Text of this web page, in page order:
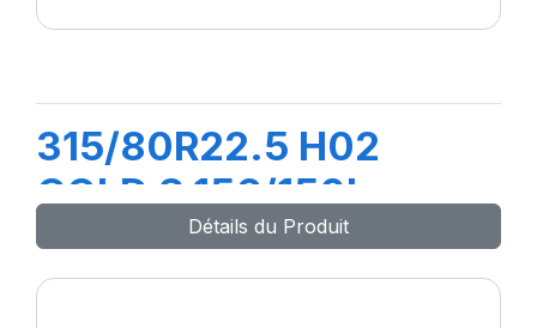
315/80R22.5 H02
COLD S 156/150L
(154M)
Détails du Produit